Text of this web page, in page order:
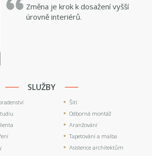
Změna je krok k dosažení vyšší
úrovně interiérů.
SLUŽBY
Šití
Odborná montáž
Aranžování
Tapetování a malba
Asistence architektům